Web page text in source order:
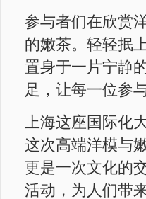
参与者们在欣赏
的嫩茶。轻轻抿
置身于一片宁静
足，让每一位参
上海这座国际化
这次高端洋模与
更是一次文化的
活动，为人们带